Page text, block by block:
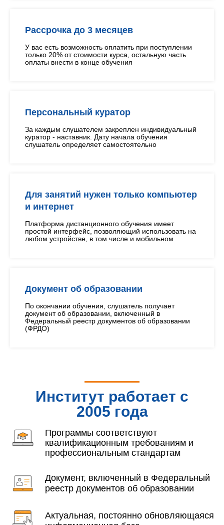
Рассрочка до 3 месяцев
У вас есть возможность оплатить при поступлении
только 20% от стоимости курса, остальную часть
оплаты внести в конце обучения
Персональный куратор
За каждым слушателем закреплен индивидуальный
куратор - наставник. Дату начала обучения
слушатель определяет самостоятельно
Для занятий нужен только компьютер
и интернет
Платформа дистанционного обучения имеет
простой интерфейс, позволяющий использовать на
любом устройстве, в том числе и мобильном
Документ об образовании
По окончании обучения, слушатель получает
документ об образовании, включенный в
Федеральный реестр документов об образовании
(ФРДО)
Институт работает с
2005 года
Программы соответствуют
квалификационным требованиям и
профессиональным стандартам
Документ, включенный в Федеральный
реестр документов об образовании
Актуальная, постоянно обновляющаяся